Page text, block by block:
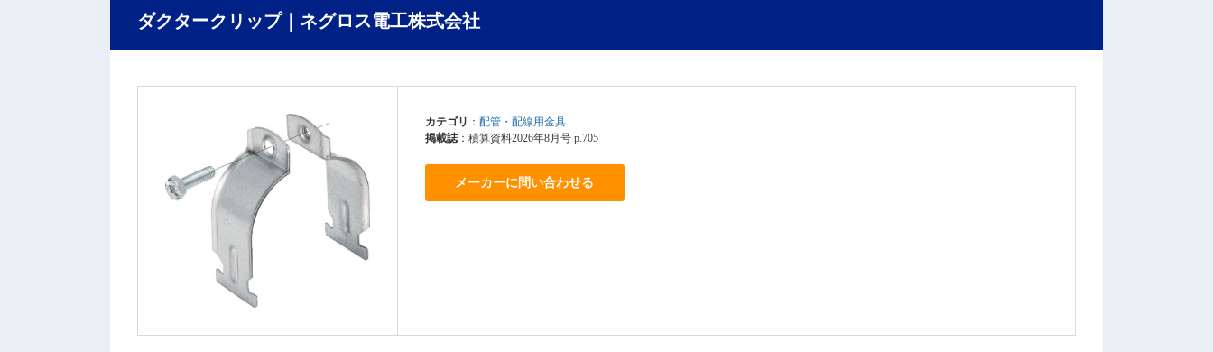
ダクタークリップ｜ネグロス電工株式会社
カテゴリ ： 配管・配線用金具
掲載誌：積算資料2026年8月号 p.705
メーカーに問い合わせる